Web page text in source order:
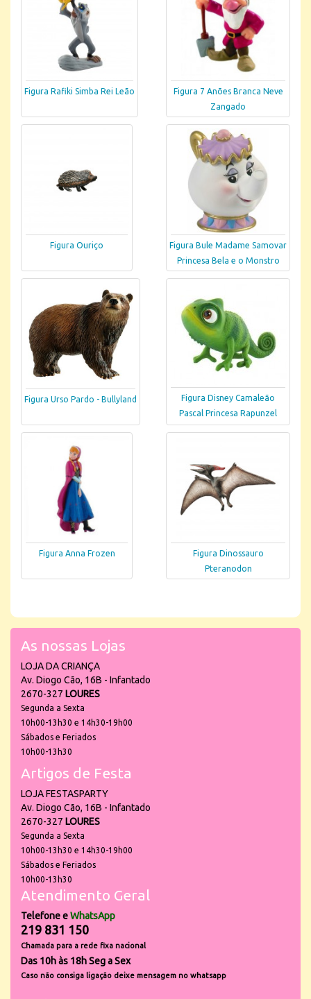
Figura Rafiki Simba Rei Leão
Figura 7 Anões Branca Neve
Zangado
Figura Ouriço
Figura Bule Madame Samovar
Princesa Bela e o Monstro
Figura Urso Pardo - Bullyland
Figura Disney Camaleão
Pascal Princesa Rapunzel
Figura Anna Frozen
Figura Dinossauro
Pteranodon
As nossas Lojas
LOJA DA CRIANÇA
Av. Diogo Cão, 16B - Infantado
2670-327 LOURES
Segunda a Sexta
10h00-13h30 e 14h30-19h00
Sábados e Feriados
10h00-13h30
Artigos de Festa
LOJA FESTASPARTY
Av. Diogo Cão, 16B - Infantado
2670-327 LOURES
Segunda a Sexta
10h00-13h30 e 14h30-19h00
Sábados e Feriados
10h00-13h30
Atendimento Geral
Telefone eWhatsApp
219 831 150
Chamada para a rede fixa nacional
Das 10h às 18h Seg a Sex
Caso não consiga ligação deixe mensagem no whatsapp